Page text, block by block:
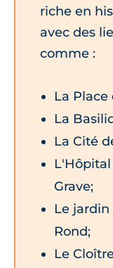
riche en
avec des
comme :
La Place
La
La Cité
L'Hôpital
Grave;
Le jardin
Rond;
Le